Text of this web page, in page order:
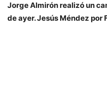
Jorge Almirón realizó un
de ayer. Jesús Méndez por